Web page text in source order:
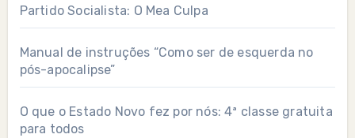
Partido Socialista: O Mea Culpa
Manual de instruções “Como ser de esquerda no
pós-apocalipse”
O que o Estado Novo fez por nós: 4ª classe gratuita
para todos